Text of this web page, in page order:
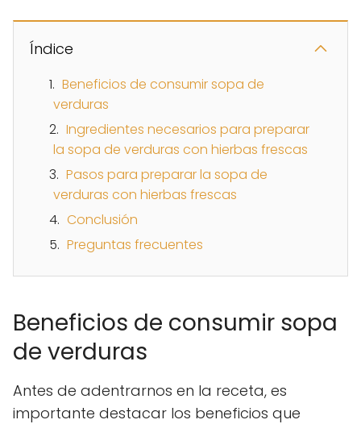
Índice
Beneficios de consumir sopa de
verduras
Ingredientes necesarios para preparar
la sopa de verduras con hierbas frescas
Pasos para preparar la sopa de
verduras con hierbas frescas
Conclusión
Preguntas frecuentes
Beneficios de consumir sopa
de verduras
Antes de adentrarnos en la receta, es
importante destacar los beneficios que